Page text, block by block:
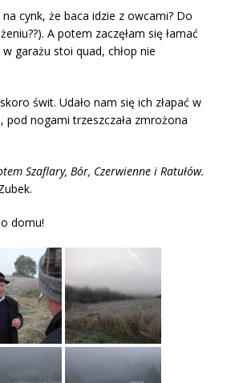
cynk, że baca idzie z owcami? Do
A potem zaczęłam się łamać
garażu stoi quad, chłop nie
świt. Udało nam się ich złapać w
pod nogami trzeszczała zmrożona
Szaflary, Bór, Czerwienne i Ratułów.
domu!